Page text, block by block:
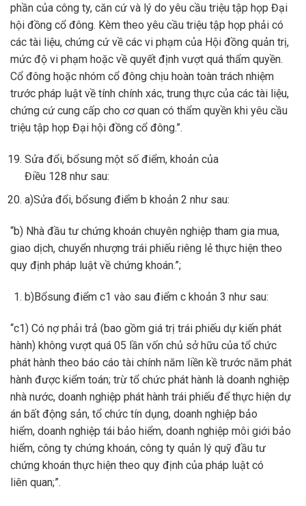
phần của công ty, căn cứ và lý do yêu cầu triệu tập họp Đại
hội đồng cổ đông. Kèm theo yêu cầu triệu tập họp phải có
các tài liệu, chứng cứ về các vi phạm của Hội đồng quản trị,
mức độ vi phạm hoặc về quyết định vượt quá thẩm quyền.
Cổ đông hoặc nhóm cổ đông chịu hoàn toàn trách nhiệm
trước pháp luật về tính chính xác, trung thực của các tài liệu,
chứng cứ cung cấp cho cơ quan có thẩm quyền khi yêu cầu
triệu tập họp Đại hội đồng cổ đông.”.
Sửa đổi, bổsung một số điểm, khoản của
Điều 128 như sau:
a)Sửa đổi, bổsung điểm b khoản 2 như sau:
“b) Nhà đầu tư chứng khoán chuyên nghiệp tham gia mua,
giao dịch, chuyển nhượng trái phiếu riêng lẻ thực hiện theo
quy định pháp luật về chứng khoán.”;
b)Bổsung điểm c1 vào sau điểm c khoản 3 như sau:
“c1) Có nợ phải trả (bao gồm giá trị trái phiếu dự kiến phát
hành) không vượt quá 05 lần vốn chủ sở hữu của tổ chức
phát hành theo báo cáo tài chính năm liền kề trước năm phát
hành được kiểm toán; trừ tổ chức phát hành là doanh nghiệp
nhà nước, doanh nghiệp phát hành trái phiếu để thực hiện dự
án bất động sản, tổ chức tín dụng, doanh nghiệp bảo
hiểm, doanh nghiệp tái bảo hiểm, doanh nghiệp môi giới bảo
hiểm, công ty chứng khoán, công ty quản lý quỹ đầu tư
chứng khoán thực hiện theo quy định của pháp luật có
liên quan;”.